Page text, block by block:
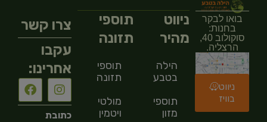
בואו לבקר
בחנות:
סוקולוב 40,
הרצליה.
ניווט
בוויז
ניווט
מהיר
הילה
בטבע
תוספי
מזון
תוספי
תזונה
תוספי
תזונה
מולטי
ויטמין
צרו קשר
עקבו
אחרינו:
כתובת